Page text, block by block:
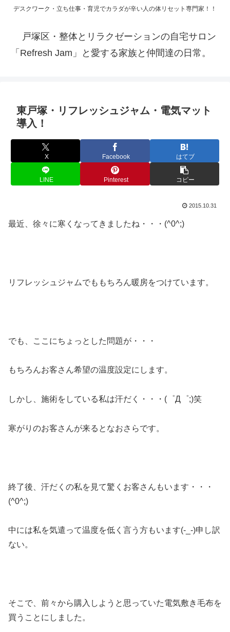
デスクワーク・立ち仕事・育児でカラダが辛い人の体リセット専門家！！
戸塚区・整体とリラクゼーションの自宅サロン
「Refresh Jam」と愛する家族と仲間達の日常。
東戸塚・リフレッシュジャム・電気マット
導入！
X Facebook はてブ
LINE Pinterest コピー
2015.10.31
最近、徐々に寒くなってきましたね・・・(^0^;)
リフレッシュジャムでももちろん暖房をつけています。
でも、ここにちょっとした問題が・・・
もちろんお客さん希望の温度設定にします。
しかし、施術をしている私は汗だく・・・(゜Д゜;)笑
寒がりのお客さんが来るとなおさらです。
終了後、汗だくの私を見て驚くお客さんもいます・・・
(^0^;)
中には私を気遣って温度を低く言う方もいます(-_-)申し訳
ない。
そこで、前々から購入しようと思っていた電気敷き毛布を
買うことにしました。